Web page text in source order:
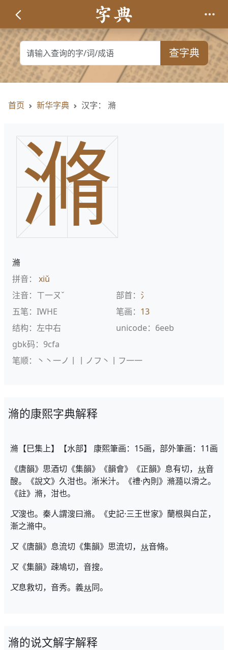
查字典
首页 新华字典 汉字： 滫
滫
滫
拼音： xiǔ
注音：ㄒ一ㄡˇ
部首： 氵
五笔：IWHE
笔画： 13
结构：左中右
unicode：6eeb
gbk码：9cfa
笔顺：丶丶一ノ丨丨ノフ丶丨フ一一
滫的康熙字典解释
滫【巳集上】【水部】 康熙筆画：15画，部外筆画：11画
《唐韻》思酒切《集韻》《韻會》《正韻》息有切，
音
醙。《說文》久泔也。淅米汁。《禮·內則》滫瀡以滑之。
《註》滫，泔也。
又溲也。秦人謂溲曰滫。《史記·三王世家》蘭根與白芷，
漸之滫中。
又《唐韻》息流切《集韻》思流切，
音脩。
又《集韻》疎鳩切，音搜。
又息救切，音秀。義 同。
滫的说文解字解释